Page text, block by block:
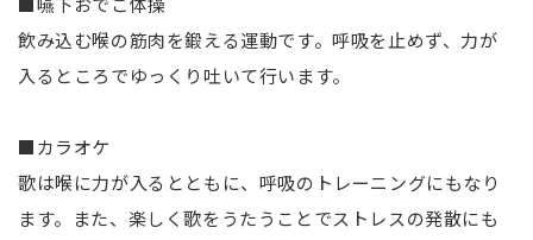
飲み込む喉の筋肉を鍛える運動です。呼吸を止めず、力が
入るところでゆっくり吐いて行います。
■カラオケ
歌は喉に力が入るとともに、呼吸のトレーニングにもなり
ます。また、楽しく歌をうたうことでストレスの発散にも